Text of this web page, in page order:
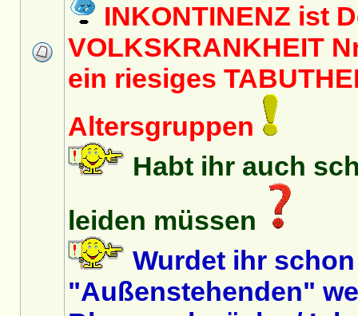
INKONTINENZ ist
VOLKSKRANKHEIT
ein riesiges
Altersgruppen
Habt ihr auch
leiden müssen
Wurdet ihr
"Außenstehenden"